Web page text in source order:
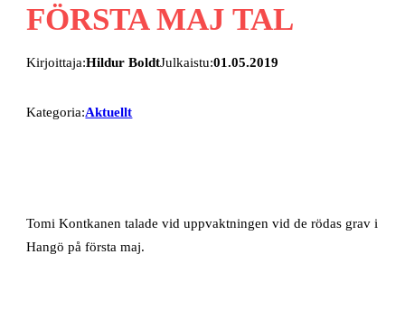
FÖRSTA MAJ TAL
Kirjoittaja:Hildur BoldtJulkaistu:01.05.2019
Kategoria:Aktuellt
Tomi Kontkanen talade vid uppvaktningen vid de rödas grav i
Hangö på första maj.